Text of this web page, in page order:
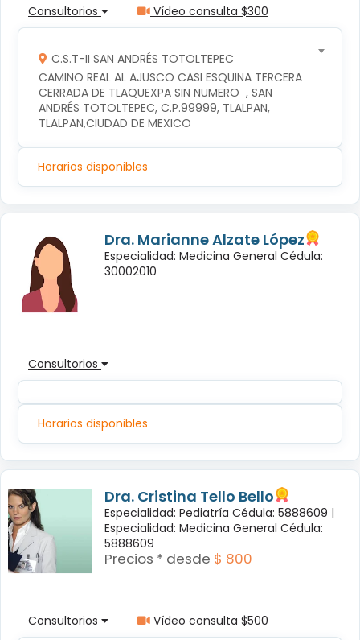
Consultorios Vídeo consulta $300
C.S.T-II SAN ANDRÉS TOTOLTEPEC
CAMINO REAL AL AJUSCO CASI ESQUINA TERCERA
CERRADA DE TLAQUEXPA SIN NUMERO  , SAN
ANDRÉS TOTOLTEPEC, C.P.99999, TLALPAN,
TLALPAN,CIUDAD DE MEXICO
Horarios disponibles
Dra. Marianne Alzate López
Especialidad: Medicina General Cédula:
30002010
Consultorios
Horarios disponibles
Dra. Cristina Tello Bello
Especialidad: Pediatría Cédula: 5888609 |
Especialidad: Medicina General Cédula:
5888609
Precios * desde $ 800
Consultorios Vídeo consulta $500